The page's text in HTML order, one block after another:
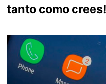
tanto como crees!